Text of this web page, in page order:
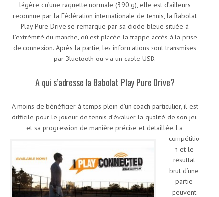
légère qu’une raquette normale (390 g), elle est d’ailleurs
reconnue par la Fédération internationale de tennis, la Babolat
Play Pure Drive se remarque par sa diode bleue située à
l’extrémité du manche, où est placée la trappe accès à la prise
de connexion. Après la partie, les informations sont transmises
par Bluetooth ou via un cable USB.
A qui s’adresse la Babolat Play Pure Drive?
A moins de bénéficier à temps plein d’un coach particulier, il est
difficile pour le joueur de tennis d’évaluer la qualité de son jeu
et sa progression de manière précise et détaillée. La
compétitio
n et le
résultat
brut d’une
partie
peuvent